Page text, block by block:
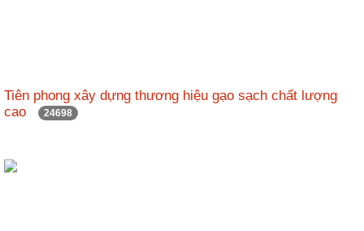
Tiên phong xây dựng thương hiệu gạo sạch chất lượng
cao
24698